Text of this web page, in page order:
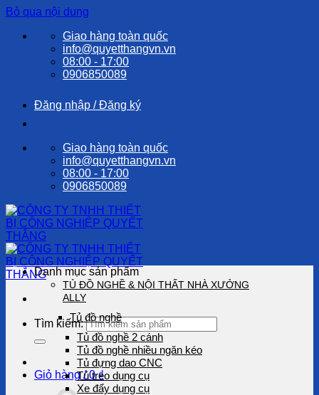
Bỏ qua nội dung
Giao hàng toàn quốc
info@quyetthangvn.vn
08:00 - 17:00
0906850089
Đăng nhập / Đăng ký
Giao hàng toàn quốc
info@quyetthangvn.vn
08:00 - 17:00
0906850089
Tìm kiếm:
Giỏ hàng /0₫
Danh mục sản phẩm
TỦ ĐỒ NGHỀ & NỘI THẤT NHÀ XƯỞNG
ALLY
Tủ đồ nghề
Tủ đồ nghề 2 cánh
Tủ đồ nghề nhiều ngăn kéo
Tủ đựng dao CNC
Tủ treo dụng cụ
Xe đẩy dụng cụ